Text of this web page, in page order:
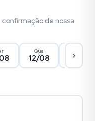
confirmação de nossa
Qua
12/08 13/08